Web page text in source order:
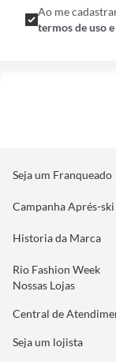
Ao me
termos de uso
Seja um Franqueado
Campanha Aprés-
Historia da Marca
Rio Fashion Week
Nossas Lojas
Central de
Seja um lojista